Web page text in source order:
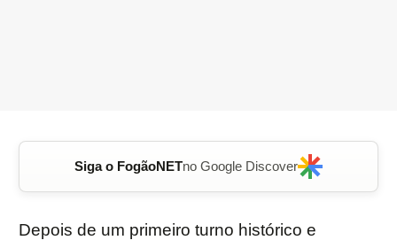
Siga o FogãoNETno Google Discover
Depois de um primeiro turno histórico e